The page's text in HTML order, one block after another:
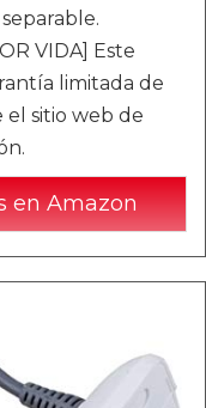
VIDA] Este
limitada de
el sitio web de
en Amazon